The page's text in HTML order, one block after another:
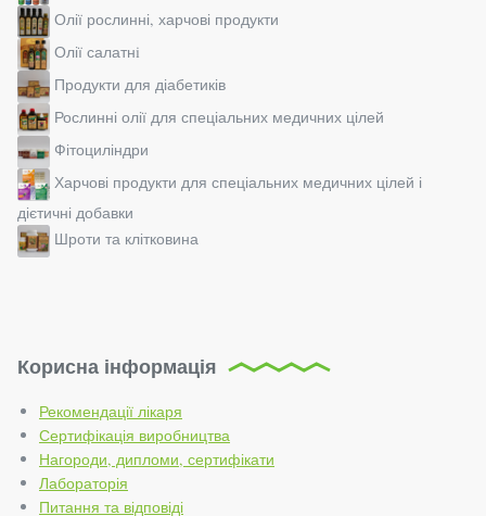
Олії рослинні, харчові продукти
Олії салатнi
Продукти для діабетиків
Рослинні олії для спеціальних медичних цілей
Фітоциліндри
Харчові продукти для спеціальних медичних цілей і
дієтичні добавки
Шроти та клітковина
Корисна інформація
Рекомендації лікаря
Сертифікація виробництва
Нагороди, дипломи, сертифікати
Лабораторія
Питання та відповіді